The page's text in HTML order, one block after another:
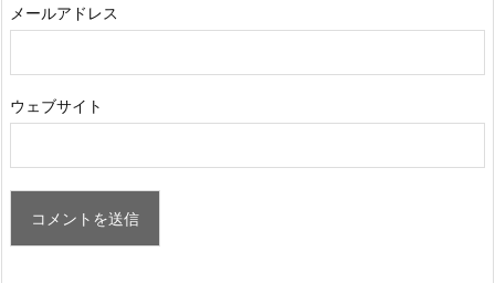
メールアドレス
ウェブサイト